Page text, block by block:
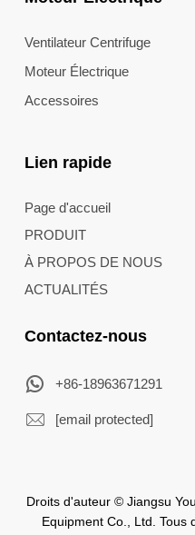
Ventilateur Centrifuge
Moteur Électrique
Accessoires
Lien rapide
Page d'accueil
PRODUIT
À PROPOS DE NOUS
ACTUALITÉS
Contactez-nous
+86-18963671291
[email protected]
Droits d'auteur © Jiangsu
Equipment Co., Ltd. Tous